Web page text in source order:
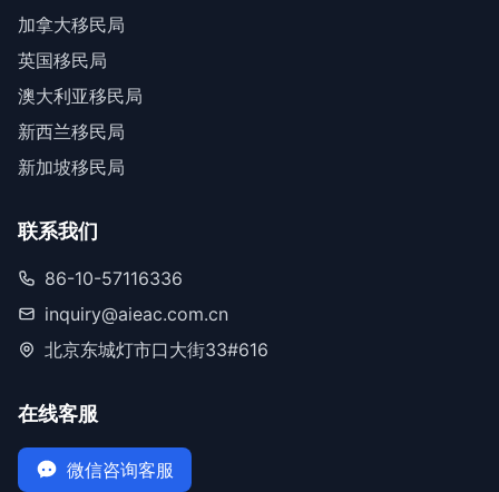
加拿大移民局
英国移民局
澳大利亚移民局
新西兰移民局
新加坡移民局
联系我们
86-10-57116336
inquiry@aieac.com.cn
北京东城灯市口大街33#616
在线客服
微信咨询客服